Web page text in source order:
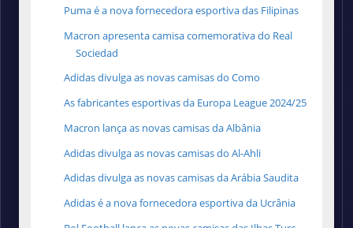
Puma é a nova fornecedora esportiva das Filipinas
Macron apresenta camisa comemorativa do Real
Sociedad
Adidas divulga as novas camisas do Como
As fabricantes esportivas da Europa League 2024/25
Macron lança as novas camisas da Albânia
Adidas divulga as novas camisas do Al-Ahli
Adidas divulga as novas camisas da Arábia Saudita
Adidas é a nova fornecedora esportiva da Ucrânia